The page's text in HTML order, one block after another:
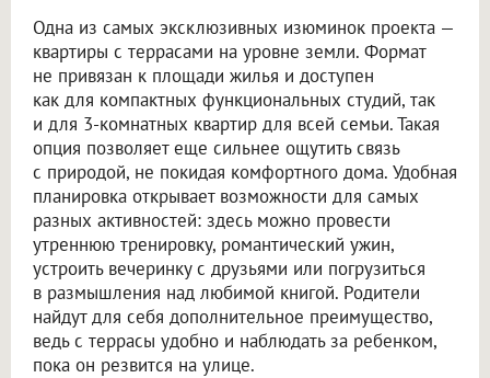
Одна из самых эксклюзивных изюминок проекта —
квартиры с террасами на уровне земли. Формат
не привязан к площади жилья и доступен
как для компактных функциональных студий, так
и для 3-комнатных квартир для всей семьи. Такая
опция позволяет еще сильнее ощутить связь
с природой, не покидая комфортного дома. Удобная
планировка открывает возможности для самых
разных активностей: здесь можно провести
утреннюю тренировку, романтический ужин,
устроить вечеринку с друзьями или погрузиться
в размышления над любимой книгой. Родители
найдут для себя дополнительное преимущество,
ведь с террасы удобно и наблюдать за ребенком,
пока он резвится на улице.